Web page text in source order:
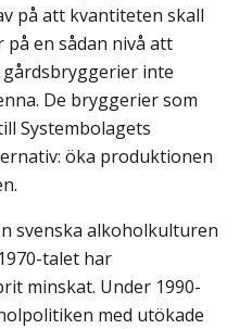
på att kvantiteten skall
på en sådan nivå att
inte
De bryggerier som
Systembolagets
öka produktionen
svenska alkoholkulturen
talet har
minskat. Under 1990-
med utökade